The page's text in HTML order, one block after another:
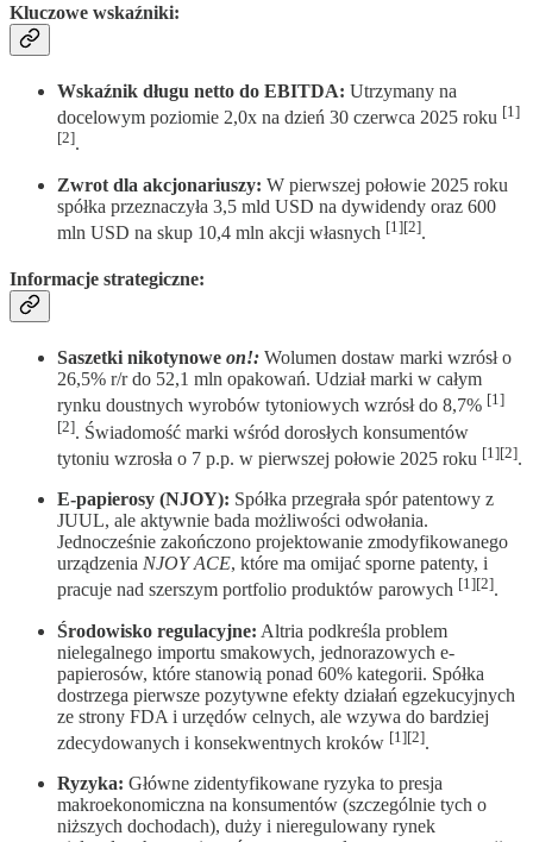
Kluczowe wskaźniki:
Wskaźnik długu netto do EBITDA: Utrzymany na
docelowym poziomie 2,0x na dzień 30 czerwca 2025 roku [1]
[2].
Zwrot dla akcjonariuszy: W pierwszej połowie 2025 roku
spółka przeznaczyła 3,5 mld USD na dywidendy oraz 600
mln USD na skup 10,4 mln akcji własnych [1][2].
Informacje strategiczne:
Saszetki nikotynowe on!: Wolumen dostaw marki wzrósł o
26,5% r/r do 52,1 mln opakowań. Udział marki w całym
rynku doustnych wyrobów tytoniowych wzrósł do 8,7% [1]
[2]. Świadomość marki wśród dorosłych konsumentów
tytoniu wzrosła o 7 p.p. w pierwszej połowie 2025 roku [1][2].
E-papierosy (NJOY): Spółka przegrała spór patentowy z
JUUL, ale aktywnie bada możliwości odwołania.
Jednocześnie zakończono projektowanie zmodyfikowanego
urządzenia NJOY ACE, które ma omijać sporne patenty, i
pracuje nad szerszym portfolio produktów parowych [1][2].
Środowisko regulacyjne: Altria podkreśla problem
nielegalnego importu smakowych, jednorazowych e-
papierosów, które stanowią ponad 60% kategorii. Spółka
dostrzega pierwsze pozytywne efekty działań egzekucyjnych
ze strony FDA i urzędów celnych, ale wzywa do bardziej
zdecydowanych i konsekwentnych kroków [1][2].
Ryzyka: Główne zidentyfikowane ryzyka to presja
makroekonomiczna na konsumentów (szczególnie tych o
niższych dochodach), duży i nieregulowany rynek